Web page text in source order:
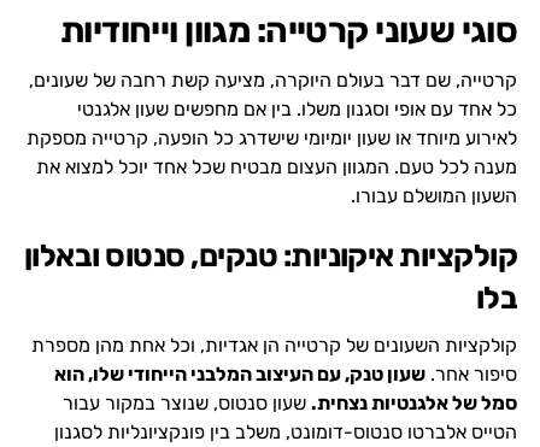
סוגי שעוני קרטייה: מגוון וייחודיות
קרטייה, שם דבר בעולם היוקרה, מציעה קשת רחבה של שעונים,
כל אחד עם אופי וסגנון משלו. בין אם מחפשים שעון אלגנטי
לאירוע מיוחד או שעון יומיומי שישדרג כל הופעה, קרטייה מספקת
מענה לכל טעם. המגוון העצום מבטיח שכל אחד יוכל למצוא את
השעון המושלם עבורו.
קולקציות איקוניות: טנקים, סנטוס ובאלון
בלו
קולקציות השעונים של קרטייה הן אגדיות, וכל אחת מהן מספרת
סיפור אחר. שעון טנק, עם העיצוב המלבני הייחודי שלו, הוא
סמל של אלגנטיות נצחית.שעון סנטוס, שנוצר במקור עבור
הטייס אלברטו סנטוס-דומונט, משלב בין פונקציונליות לסגנון